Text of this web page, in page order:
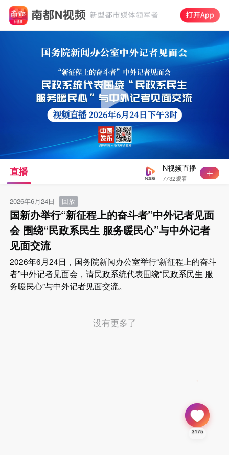
N视频直播
7732观看
直播
2026年6月24日 回放
国新办举行“新征程上的奋斗者”中外记者见面
会 围绕“民政系民生 服务暖民心”与中外记者
见面交流
2026年6月24日，国务院新闻办公室举行“新征程上的奋斗
者”中外记者见面会，请民政系统代表围绕“民政系民生 服
务暖民心”与中外记者见面交流。
没有更多了
3175